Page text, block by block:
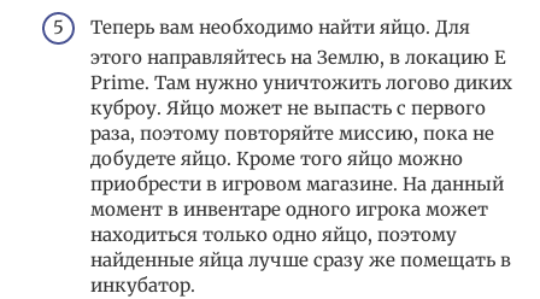
Теперь вам необходимо найти яйцо. Для
этого направляйтесь на Землю, в локацию E
Prime. Там нужно уничтожить логово диких
куброу. Яйцо может не выпасть с первого
раза, поэтому повторяйте миссию, пока не
добудете яйцо. Кроме того яйцо можно
приобрести в игровом магазине. На данный
момент в инвентаре одного игрока может
находиться только одно яйцо, поэтому
найденные яйца лучше сразу же помещать в
инкубатор.